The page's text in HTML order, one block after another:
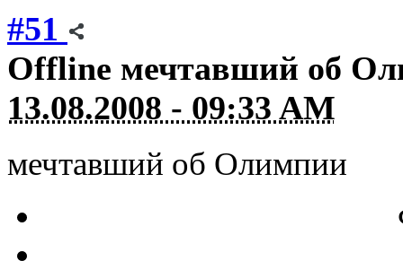
#51
Offline мечтавший об
13.08.2008 - 09:33 AM
мечтавший об Олимпии